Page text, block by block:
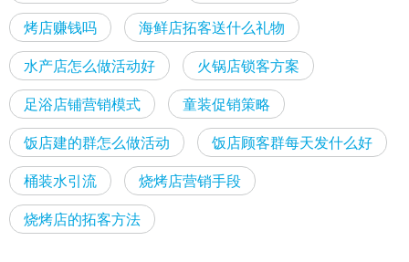
烤店赚钱吗
海鲜店拓客送什么礼物
水产店怎么做活动好
火锅店锁客方案
足浴店铺营销模式
童装促销策略
饭店建的群怎么做活动
饭店顾客群每天发什么好
桶装水引流
烧烤店营销手段
烧烤店的拓客方法